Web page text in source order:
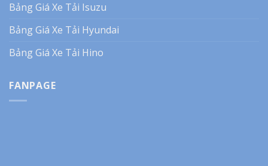
Bảng Giá Xe Tải Isuzu
Bảng Giá Xe Tải Hyundai
Bảng Giá Xe Tải Hino
FANPAGE